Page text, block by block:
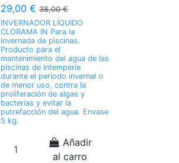
29,00 € 38,00 €
INVERNADOR LÍQUIDO
CLORAMA IN Para la
invernada de piscinas.
Producto para el
mantenimiento del agua de las
piscinas de intemperie
durante el periodo invernal o
de menor uso, contra la
proliferación de algas y
bacterias y evitar la
putrefacción del agua. Envase
5 kg.
Añadir
al carro